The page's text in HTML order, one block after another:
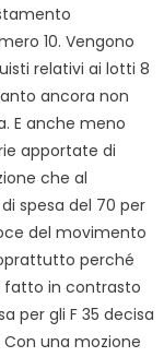
10. Vengono
relativi ai lotti 8
ancora non
E anche meno
apportate di
che al
spesa del 70 per
del movimento
perché
fatto in contrasto
per gli F 35 decisa
Con una mozione